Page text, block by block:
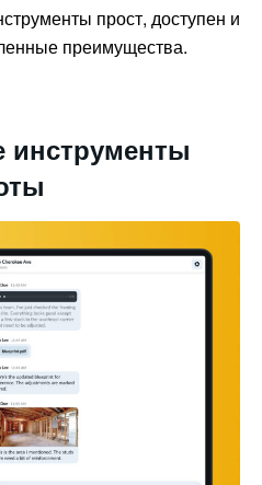
прост, доступен и
преимущества.
инструменты